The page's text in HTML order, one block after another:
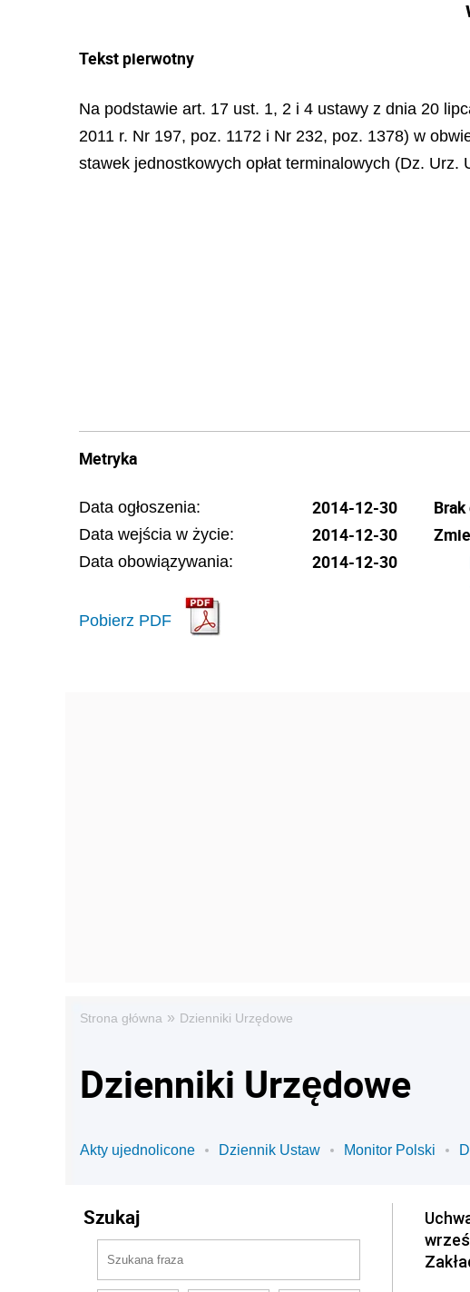
Tekst pierwotny
Na podstawie art. 17 ust. 1, 2 i 4 ustawy z dnia 20
2011 r. Nr 197, poz. 1172 i Nr 232, poz. 1378) w
stawek jednostkowych opłat terminalowych (Dz. Urz.
Metryka
Data ogłoszenia: 2014-12-30
Data wejścia w życie: 2014-12-30
Data obowiązywania: 2014-12-30
Pobierz PDF
Strona główna » Dzienniki Urzędowe
Dzienniki Urzędowe
Akty ujednolicone Dziennik Ustaw Monitor Polski
Szukaj